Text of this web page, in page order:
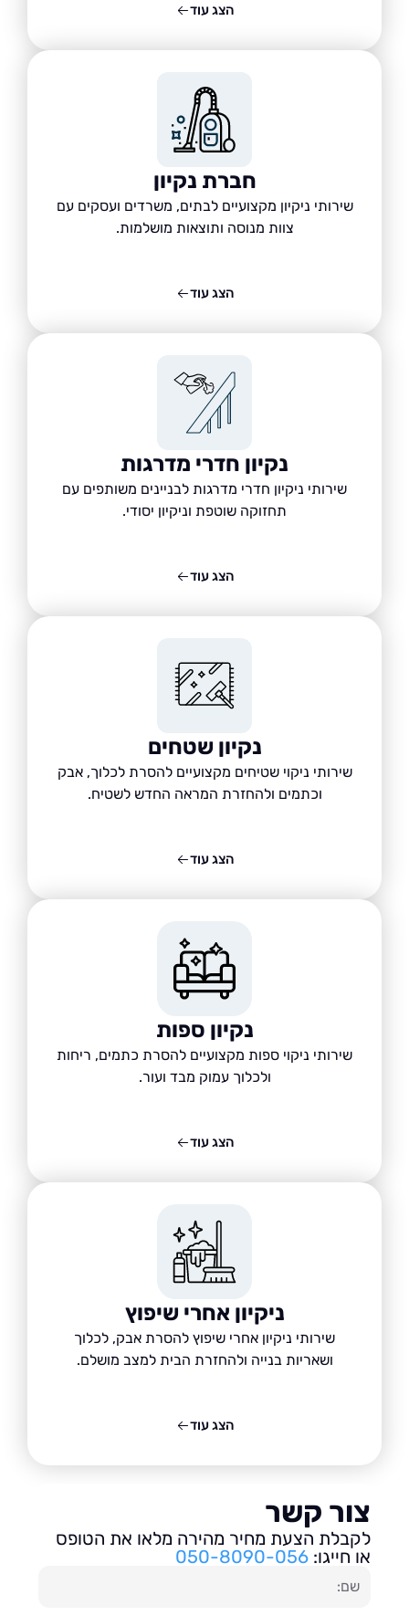
חברת נקיון
שירותי ניקיון מקצועיים לבתים, משרדים ועסקים עם
צוות מנוסה ותוצאות מושלמות.
נקיון חדרי מדרגות
שירותי ניקיון חדרי מדרגות לבניינים משותפים עם
תחזוקה שוטפת וניקיון יסודי.
נקיון שטחים
שירותי ניקוי שטיחים מקצועיים להסרת לכלוך, אבק
וכתמים ולהחזרת המראה החדש לשטיח.
נקיון ספות
שירותי ניקוי ספות מקצועיים להסרת כתמים, ריחות
ולכלוך עמוק מבד ועור.
ניקיון אחרי שיפוץ
שירותי ניקיון אחרי שיפוץ להסרת אבק, לכלוך
ושאריות בנייה ולהחזרת הבית למצב מושלם.
קשר
הצעת מחיר מהירה מלאו את הטופס
חייגו:050-8090-056